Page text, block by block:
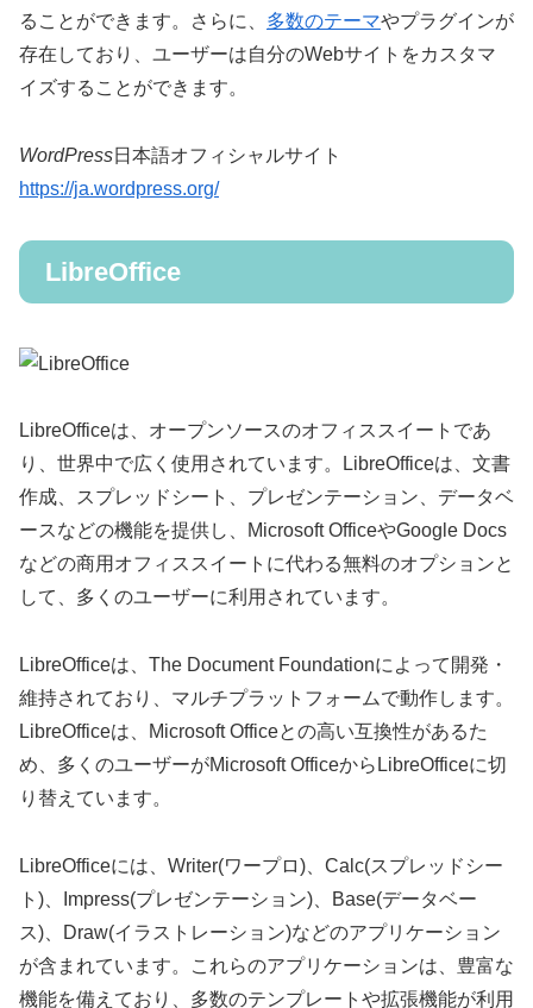
ることができます。さらに、 多数のテーマやプラグインが
存在しており、ユーザーは自分のWebサイトをカスタマ
イズすることができます。
WordPress日本語オフィシャルサイト
https://ja.wordpress.org/
LibreOffice
LibreOfficeは、オープンソースのオフィススイートであ
り、世界中で広く使用されています。LibreOfficeは、文書
作成、スプレッドシート、プレゼンテーション、データベ
ースなどの機能を提供し、Microsoft OfficeやGoogle Docs
などの商用オフィススイートに代わる無料のオプションと
して、多くのユーザーに利用されています。
LibreOfficeは、The Document Foundationによって開発・
維持されており、マルチプラットフォームで動作します。
LibreOfficeは、Microsoft Officeとの高い互換性があるた
め、多くのユーザーがMicrosoft OfficeからLibreOfficeに切
り替えています。
LibreOfficeには、Writer(ワープロ)、Calc(スプレッドシー
ト)、Impress(プレゼンテーション)、Base(データベー
ス)、Draw(イラストレーション)などのアプリケーション
が含まれています。これらのアプリケーションは、豊富な
機能を備えており、多数のテンプレートや拡張機能が利用